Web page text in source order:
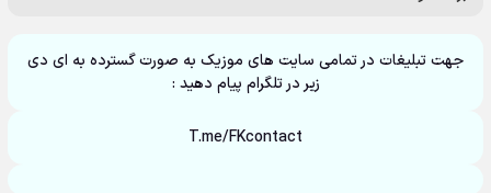
جهت تبلیغات در تمامی سایت های موزیک به صورت گسترده به ای دی
زیر در تلگرام پیام دهید :
T.me/FKcontact